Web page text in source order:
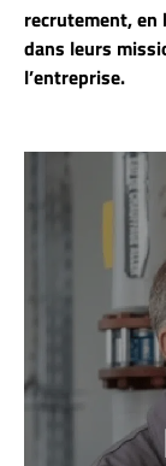
recrutement, en
dans leurs
l’entreprise.